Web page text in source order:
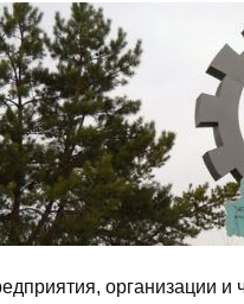
организации и